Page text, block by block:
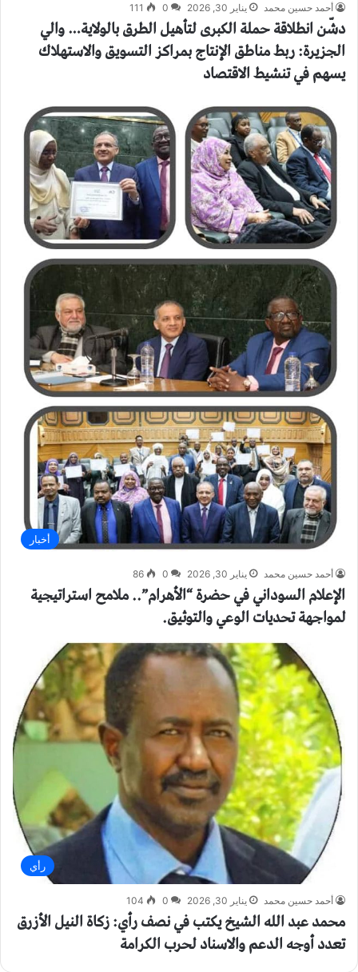
أحمد حسين محمد يناير 30, 2026 0
111
دشّن انطلاقة حملة الكبرى لتأهيل الطرق بالولاية… والي
الجزيرة: ربط مناطق الإنتاج بمراكز التسويق والاستهلاك
يسهم في تنشيط الاقتصاد
أخبار
أحمد حسين محمد يناير 30, 2026 0
86
الإعلام السوداني في حضرة “الأهرام”.. ملامح استراتيجية
لمواجهة تحديات الوعي والتوثيق.
رأي
أحمد حسين محمد يناير 30, 2026 0
104
محمد عبد الله الشيخ يكتب في نصف رأي: زكاة النيل الأزرق
تعدد أوجه الدعم والاسناد لحرب الكرامة